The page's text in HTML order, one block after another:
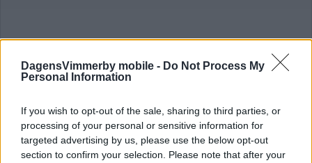
DagensVimmerby mobile - Do Not Process My
Personal Information
If you wish to opt-out of the sale, sharing to third parties, or
processing of your personal or sensitive information for
targeted advertising by us, please use the below opt-out
section to confirm your selection. Please note that after your
Gutafestivalen
MOTOR 18 juli 2026 16.00